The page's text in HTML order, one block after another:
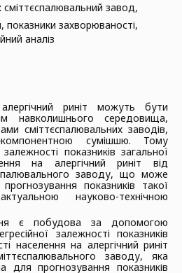
сміттєспалювальний завод,
показники захворюваності,
аналіз
риніт можуть бути
навколишнього середовища,
сміттєспалювальних заводів,
сумішшю. Тому
показників загальної
на алергічний риніт від
заводу, що може
показників такої
науково-технічною
є побудова за допомогою
залежності показників
населення на алергічний риніт
заводу, яка
для прогнозування показників